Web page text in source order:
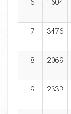
6 1604
7 3476
8 2069
9 2333